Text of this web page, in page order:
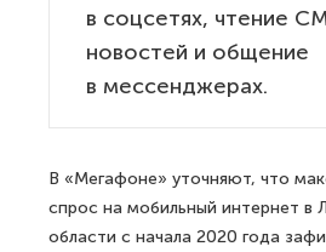
в соцсетях, чтение
новостей и общение
в мессенджерах.
В «Мегафоне» уточняют, что
спрос на мобильный интернет в
области с начала 2020 года